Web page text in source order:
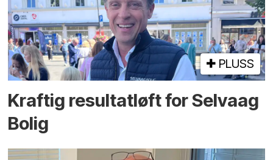
PLUSS
Kraftig resultatløft for Selvaag
Bolig